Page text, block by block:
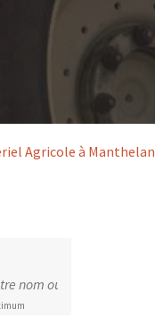
Agricole à Manthelan